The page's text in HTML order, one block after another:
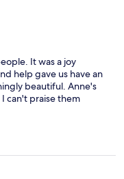
It was a joy
help gave us have an
beautiful. Anne's
can't praise them